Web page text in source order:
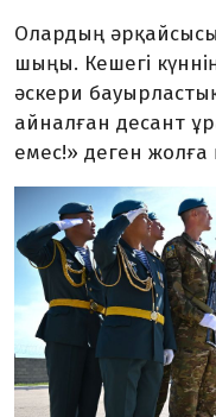
Олардың әрқайсысы
шыңы. Кешегі
әскери
айналған десант
емес!» деген жолға